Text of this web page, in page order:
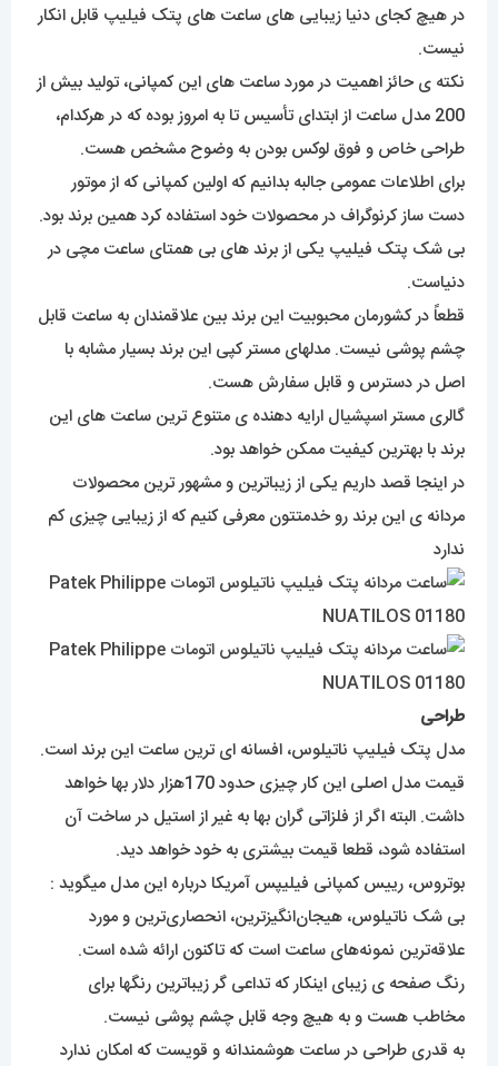
در هیچ کجای دنیا زیبایی های ساعت های پتک فیلیپ قابل انکار
نیست.
نکته ی حائز اهمیت در مورد ساعت های این کمپانی، تولید بیش از
200 مدل ساعت از ابتدای تأسیس تا به امروز بوده که در هرکدام،
طراحی خاص و فوق لوکس بودن به وضوح مشخص هست.
برای اطلاعات عمومی جالبه بدانیم که اولین کمپانی که از موتور
دست ساز کرنوگراف در محصولات خود استفاده کرد همین برند بود.
بی شک پتک فیلیپ یکی از برند های بی همتای ساعت مچی در
دنیاست.
قطعاً در کشورمان محبوبیت این برند بین علاقمندان به ساعت قابل
چشم پوشی نیست. مدلهای مستر کپی این برند بسیار مشابه با
اصل در دسترس و قابل سفارش هست.
گالری مستر اسپشیال ارایه دهنده ی متنوع ترین ساعت های این
برند با بهترین کیفیت ممکن خواهد بود.
در اینجا قصد داریم یکی از زیباترین و مشهور ترین محصولات
مردانه ی این برند رو خدمتتون معرفی کنیم که از زیبایی چیزی کم
ندارد
طراحی
مدل پتک فیلیپ ناتیلوس، افسانه ای ترین ساعت این برند است.
قیمت مدل اصلی این کار چیزی حدود 170هزار دلار بها خواهد
داشت. البته اگر از فلزاتی گران بها به غیر از استیل در ساخت آن
استفاده شود، قطعا قیمت بیشتری به خود خواهد دید.
بوتروس، رییس کمپانی فیلیپس آمریکا درباره این مدل میگوید :
بی شک ناتیلوس، هیجان‌انگیزترین، انحصاری‌ترین و مورد
علاقه‌ترین نمونه‌های ساعت است که تاکنون ارائه شده است.
رنگ صفحه ی زیبای اینکار که تداعی گر زیباترین رنگها برای
مخاطب هست و به هیچ وجه قابل چشم پوشی نیست.
به قدری طراحی در ساعت هوشمندانه و قویست که امکان ندارد